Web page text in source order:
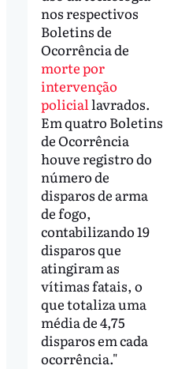
nos respectivos
Boletins de
Ocorrência de
morte por
intervenção
policial lavrados.
Em quatro Boletins
de Ocorrência
houve registro do
número de
disparos de arma
de fogo,
contabilizando 19
disparos que
atingiram as
vítimas fatais, o
que totaliza uma
média de 4,75
disparos em cada
ocorrência."